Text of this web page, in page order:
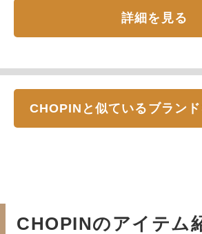
詳細を見る
CHOPINと似ているブラン
CHOPINのアイテム